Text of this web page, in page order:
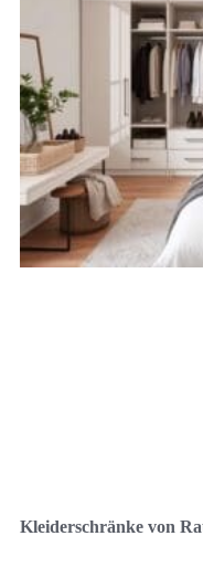
Kleiderschränke von